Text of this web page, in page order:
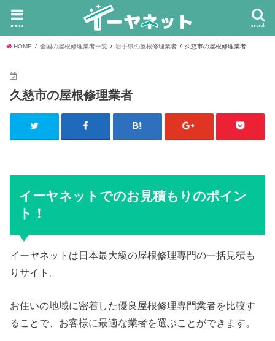
search
menu
HOME 全国の屋根修理業者一覧 岩手県の屋根修理業者 久慈市の屋根修理業者
久慈市の屋根修理業者
イーヤネットでのお見積もりのポイン
ト！
イーヤネットは日本最大級の屋根修理専門の一括見積も
りサイト。
お住いの地域に密着した優良屋根修理専門業者を比較す
ることで、お客様に最適な業者を選ぶことができます。